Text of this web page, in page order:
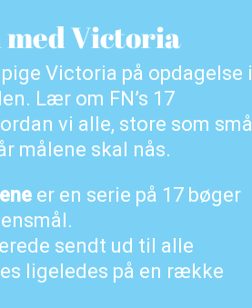
Victoria
Victoria på opdagelse i
Lær om FN’s 17
vi alle, store som små
målene skal nås.
er en serie på 17 bøger
sendt ud til alle
ligeledes på en række